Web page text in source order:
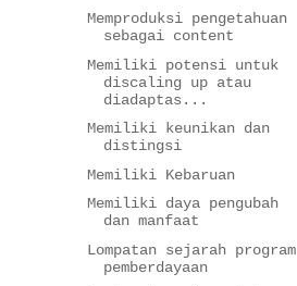
Memproduksi pengetahuan
sebagai content
Memiliki potensi untuk
discaling up atau
diadaptas...
Memiliki keunikan dan
distingsi
Memiliki Kebaruan
Memiliki daya pengubah
dan manfaat
Lompatan sejarah program
pemberdayaan